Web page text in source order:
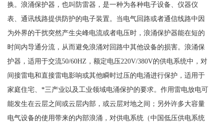
换。浪涌保护器，也叫防雷器，是一种为各种电子设备、仪器仪
表、通讯线路提供防护的电子装置。当电气回路或者通信线路中因
为外界的干扰突然产生尖峰电流或者电压时，浪涌保护器能在短的
时间内导通分流，从而避免浪涌对回路中其他设备的损害。浪涌保
护器，适用于交流50/60HZ，额定电压220V/380V的供电系统中，对
间接雷电和直接雷电影响或其他瞬时过压的电涌进行保护，适用于
家庭住宅、*三产业以及工业领域电涌保护的要求。作用雷电放电可
能发生在云层之间或云层内部，或云层对地之间；另外许多大容量
电气设备的使用带来的内部浪涌，对供电系统（中国低压供电系统